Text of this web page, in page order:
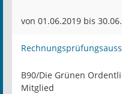
von 01.06.2019 bis
B90/Die Grünen
Mitglied